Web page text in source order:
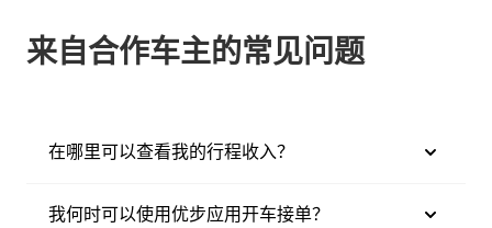
来自合作车主的常见问题
在哪里可以查看我的行程收入？
我何时可以使用优步应用开车接单？